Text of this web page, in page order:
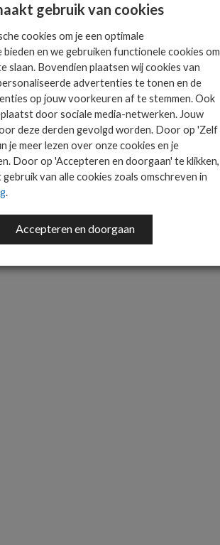
in jouw mailbox
gebruik van cookies
cookies om je een optimale
en we gebruiken functionele cookies om
slaan. Bovendien plaatsen wij cookies van
advertenties te tonen en de
op jouw voorkeuren af te stemmen. Ook
door sociale media-netwerken. Jouw
deze derden gevolgd worden. Door op 'Zelf
je meer lezen over onze cookies en je
Door op 'Accepteren en doorgaan' te klikken,
van alle cookies zoals omschreven in
.
Accepteren en doorgaan